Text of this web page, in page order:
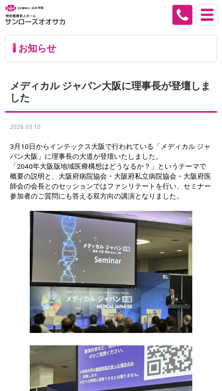
お知らせ
メディカル ジャパン大阪に理事長が登壇しま
した
2026.03.10
3月10日からインテックス大阪で行われている「メディカル ジャ
パン大阪」に理事長の大道が登壇いたしました。
「2040年大阪版地域医療構想はどうなるか？」というテーマで
概要の説明と、大阪府病院協会・大阪府私立病院協会・大阪府医
師会の会長とのセッションではファシリテートを行い、セミナー
参加者のご質問にも答える双方向の講演となりました。